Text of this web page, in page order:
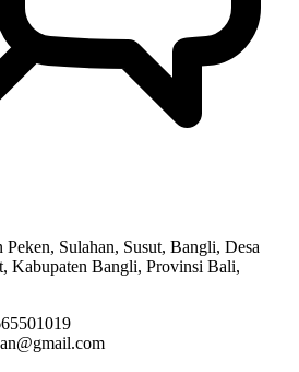
Peken, Sulahan, Susut, Bangli, Desa
Kabupaten Bangli, Provinsi Bali,